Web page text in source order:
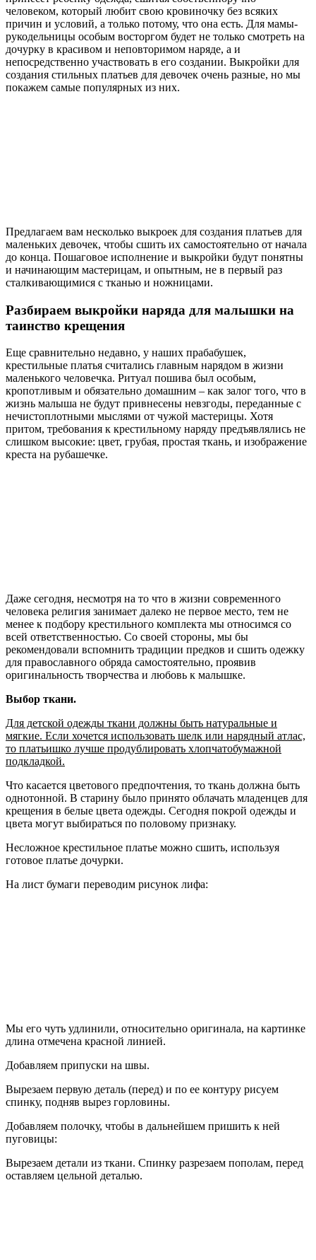
человеком, который любит свою кровиночку без всяких
причин и условий, а только потому, что она есть. Для мамы-
рукодельницы особым восторгом будет не только смотреть на
дочурку в красивом и неповторимом наряде, а и
непосредственно участвовать в его создании. Выкройки для
создания стильных платьев для девочек очень разные, но мы
покажем самые популярных из них.
Предлагаем вам несколько выкроек для создания платьев для
маленьких девочек, чтобы сшить их самостоятельно от начала
до конца. Пошаговое исполнение и выкройки будут понятны
и начинающим мастерицам, и опытным, не в первый раз
сталкивающимися с тканью и ножницами.
Разбираем выкройки наряда для малышки на
таинство крещения
Еще сравнительно недавно, у наших прабабушек,
крестильные платья считались главным нарядом в жизни
маленького человечка. Ритуал пошива был особым,
кропотливым и обязательно домашним – как залог того, что в
жизнь малыша не будут привнесены невзгоды, переданные с
нечистоплотными мыслями от чужой мастерицы. Хотя
притом, требования к крестильному наряду предъявлялись не
слишком высокие: цвет, грубая, простая ткань, и изображение
креста на рубашечке.
Даже сегодня, несмотря на то что в жизни современного
человека религия занимает далеко не первое место, тем не
менее к подбору крестильного комплекта мы относимся со
всей ответственностью. Со своей стороны, мы бы
рекомендовали вспомнить традиции предков и сшить одежку
для православного обряда самостоятельно, проявив
оригинальность творчества и любовь к малышке.
Выбор ткани.
Для детской одежды ткани должны быть натуральные и
мягкие. Если хочется использовать шелк или нарядный атлас,
то платьишко лучше продублировать хлопчатобумажной
подкладкой.
Что касается цветового предпочтения, то ткань должна быть
однотонной. В старину было принято облачать младенцев для
крещения в белые цвета одежды. Сегодня покрой одежды и
цвета могут выбираться по половому признаку.
Несложное крестильное платье можно сшить, используя
готовое платье дочурки.
На лист бумаги переводим рисунок лифа:
Мы его чуть удлинили, относительно оригинала, на картинке
длина отмечена красной линией.
Добавляем припуски на швы.
Вырезаем первую деталь (перед) и по ее контуру рисуем
спинку, подняв вырез горловины.
Добавляем полочку, чтобы в дальнейшем пришить к ней
пуговицы:
Вырезаем детали из ткани. Спинку разрезаем пополам, перед
оставляем цельной деталью.